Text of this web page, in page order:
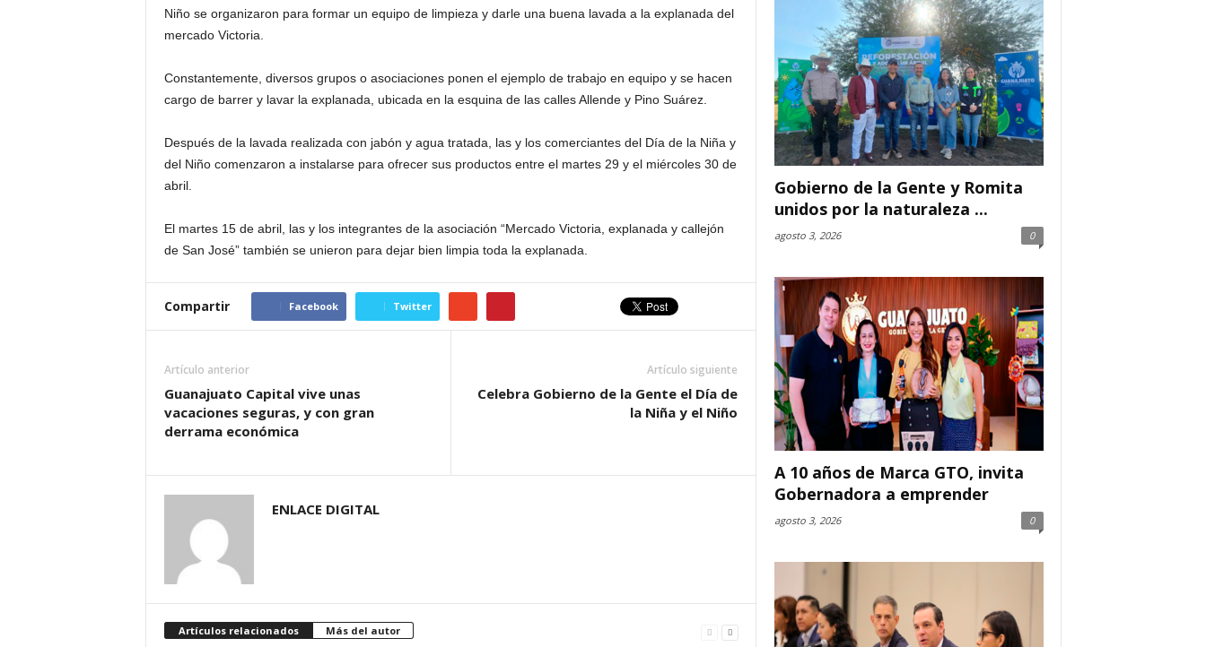
Niño se organizaron para formar un equipo de limpieza y darle una buena lavada a la explanada del
mercado Victoria.
Constantemente, diversos grupos o asociaciones ponen el ejemplo de trabajo en equipo y se hacen
cargo de barrer y lavar la explanada, ubicada en la esquina de las calles Allende y Pino Suárez.
Después de la lavada realizada con jabón y agua tratada, las y los comerciantes del Día de la Niña y
del Niño comenzaron a instalarse para ofrecer sus productos entre el martes 29 y el miércoles 30 de
abril.
El martes 15 de abril, las y los integrantes de la asociación “Mercado Victoria, explanada y callejón
de San José” también se unieron para dejar bien limpia toda la explanada.
Compartir Facebook Twitter
Artículo anterior
Guanajuato Capital vive unas
vacaciones seguras, y con gran
derrama económica
Artículo siguiente
Celebra Gobierno de la Gente el Día de
la Niña y el Niño
ENLACE DIGITAL
Artículos relacionados Más del autor
Gobierno de la Gente y Romita
unidos por la naturaleza ...
agosto 3, 2026 0
A 10 años de Marca GTO, invita
Gobernadora a emprender
agosto 3, 2026 0